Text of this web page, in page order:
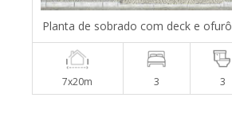
Planta de sobrado com deck e ofurô
7x20m 3 3